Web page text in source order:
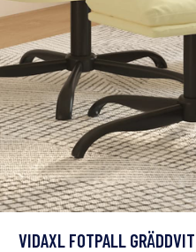
VIDAXL FOTPALL